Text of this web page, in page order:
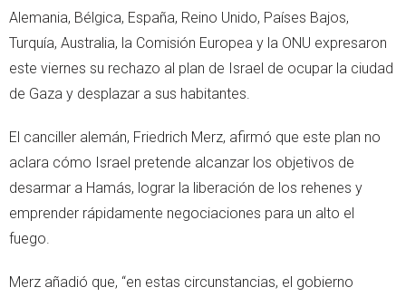
Alemania, Bélgica, España, Reino Unido, Países Bajos,
Turquía, Australia, la Comisión Europea y la ONU expresaron
este viernes su rechazo al plan de Israel de ocupar la ciudad
de Gaza y desplazar a sus habitantes.
El canciller alemán, Friedrich Merz, afirmó que este plan no
aclara cómo Israel pretende alcanzar los objetivos de
desarmar a Hamás, lograr la liberación de los rehenes y
emprender rápidamente negociaciones para un alto el
fuego.
Merz añadió que, “en estas circunstancias, el gobierno